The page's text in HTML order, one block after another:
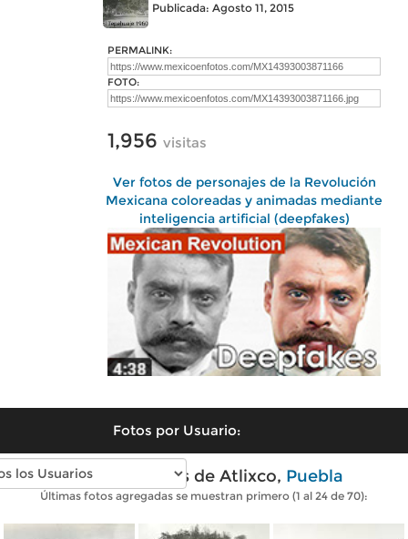
Publicada: Agosto 11, 2015
PERMALINK:
FOTO:
1,956 visitas
Ver fotos de personajes de la Revolución
Mexicana coloreadas y animadas mediante
inteligencia artificial (deepfakes)
Fotos por Usuario:
Fotos antiguas de Atlixco, Puebla
Últimas fotos agregadas se muestran primero (1 al 24 de 70):